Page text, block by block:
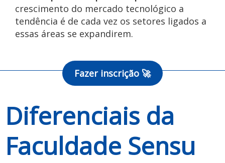
crescimento do mercado tecnológico a
tendência é de cada vez os setores ligados a
essas áreas se expandirem.
Fazer inscrição 🚀
Diferenciais da
Faculdade Sensu